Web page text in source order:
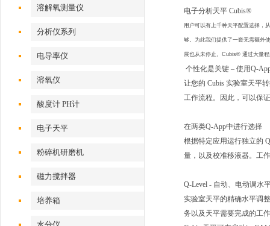
溶解氧测量仪
分析仪系列
电导率仪
溶氧仪
酸度计 PH计
电子天平
粉碎机研磨机
磁力搅拌器
培养箱
电子分析天平 Cubis®
用户可以有上千种天平配置选择，
够。为此我们提供了一套无需额外
展也从未停止。Cubis® 通过大量
个性化是关键 – 使用Q-
让您的 Cubis 实验室天平
工作流程。因此，可以保
在两类Q-App中进行选择
根据特定应用运行独立的
量，以及校准移液器。工
Q-Level - 自动、电动调水
实验室天平的精确水平调
务以及天平需要完成的工